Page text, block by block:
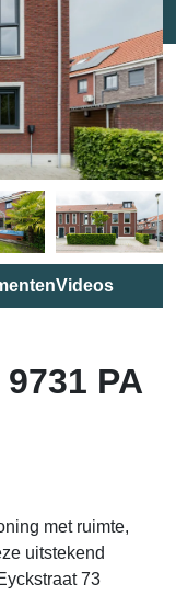
Videos
PA
met ruimte,
uitstekend
73